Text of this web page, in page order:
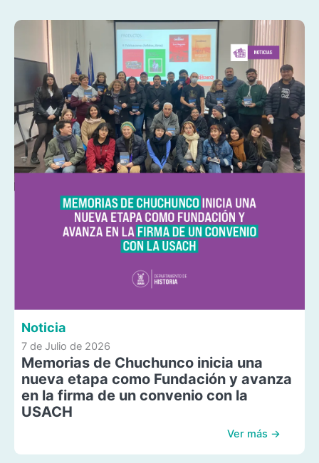
Noticia
7 de Julio de 2026
Memorias de Chuchunco inicia una
nueva etapa como Fundación y avanza
en la firma de un convenio con la
USACH
Ver más →